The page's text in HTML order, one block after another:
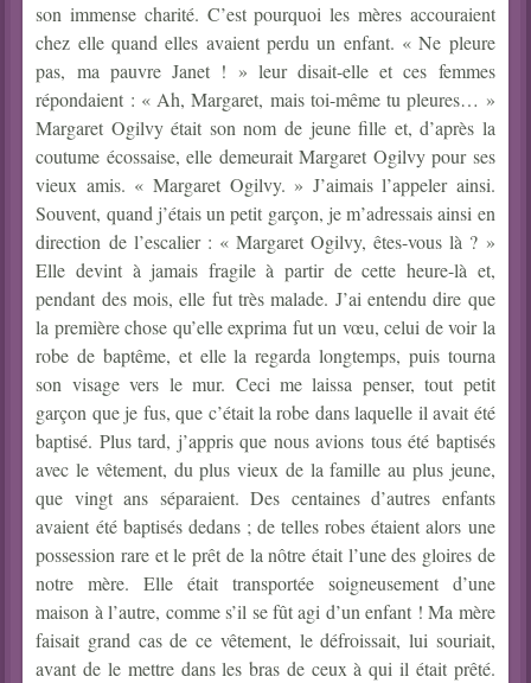
son immense charité. C’est pourquoi les mères accouraient
chez elle quand elles avaient perdu un enfant. « Ne pleure
pas, ma pauvre Janet ! » leur disait-elle et ces femmes
répondaient : « Ah, Margaret, mais toi-même tu pleures… »
Margaret Ogilvy était son nom de jeune fille et, d’après la
coutume écossaise, elle demeurait Margaret Ogilvy pour ses
vieux amis. « Margaret Ogilvy. » J’aimais l’appeler ainsi.
Souvent, quand j’étais un petit garçon, je m’adressais ainsi en
direction de l’escalier : « Margaret Ogilvy, êtes-vous là ? »
Elle devint à jamais fragile à partir de cette heure-là et,
pendant des mois, elle fut très malade. J’ai entendu dire que
la première chose qu’elle exprima fut un vœu, celui de voir la
robe de baptême, et elle la regarda longtemps, puis tourna
son visage vers le mur. Ceci me laissa penser, tout petit
garçon que je fus, que c’était la robe dans laquelle il avait été
baptisé. Plus tard, j’appris que nous avions tous été baptisés
avec le vêtement, du plus vieux de la famille au plus jeune,
que vingt ans séparaient. Des centaines d’autres enfants
avaient été baptisés dedans ; de telles robes étaient alors une
possession rare et le prêt de la nôtre était l’une des gloires de
notre mère. Elle était transportée soigneusement d’une
maison à l’autre, comme s’il se fût agi d’un enfant ! Ma mère
faisait grand cas de ce vêtement, le défroissait, lui souriait,
avant de le mettre dans les bras de ceux à qui il était prêté.